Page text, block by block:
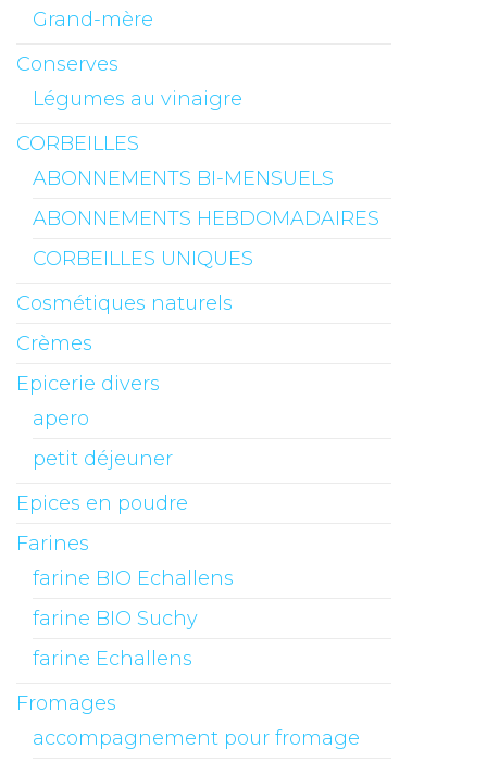
Grand-mère
Conserves
Légumes au vinaigre
CORBEILLES
ABONNEMENTS BI-MENSUELS
ABONNEMENTS HEBDOMADAIRES
CORBEILLES UNIQUES
Cosmétiques naturels
Crèmes
Epicerie divers
apero
petit déjeuner
Epices en poudre
Farines
farine BIO Echallens
farine BIO Suchy
farine Echallens
Fromages
accompagnement pour fromage